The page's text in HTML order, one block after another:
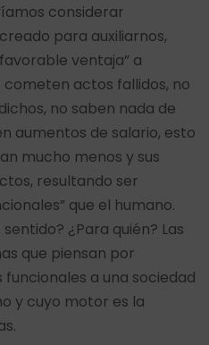
considerar
para auxiliarnos,
ventaja” a
actos fallidos, no
no saben nada de
aumentos de salario, esto
mucho menos y sus
resultando ser
que el humano.
¿Para quién? Las
que piensan por
a una sociedad
y cuyo motor es la